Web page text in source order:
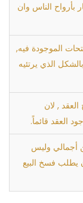
بأرواح الناس وان
الموجودة فيه,
الذي يرتئيه
, لان
العقد قائماً.
أجمالي وليس
يطلب فسخ البيع